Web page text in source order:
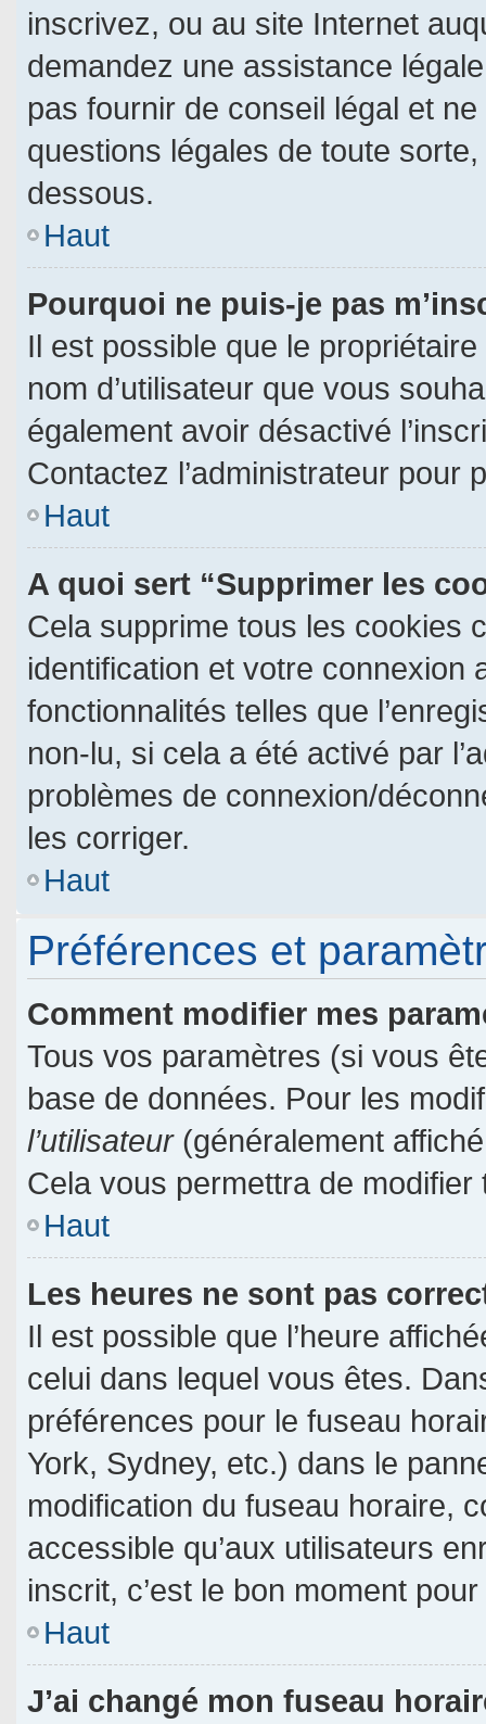
inscrivez, ou au site Internet
demandez une assistance
pas fournir de conseil légal et
questions légales de toute
dessous.
Haut
Pourquoi ne puis-je pas
Il est possible que le
nom d’utilisateur que vous
également avoir désactivé
Contactez l’administrateur pour
Haut
A quoi sert “Supprimer les
Cela supprime tous les cookies
identification et votre connexion
fonctionnalités telles que
non-lu, si cela a été activé par
problèmes de connexion/
les corriger.
Haut
Préférences et
Comment modifier mes
Tous vos paramètres (si vous
base de données. Pour les
l’utilisateur(généralement
Cela vous permettra de
Haut
Les heures ne sont pas
Il est possible que l’heure
celui dans lequel vous êtes.
préférences pour le fuseau
York, Sydney, etc.) dans le
modification du fuseau horaire,
accessible qu’aux utilisateurs
inscrit, c’est le bon moment
Haut
J’ai changé mon fuseau